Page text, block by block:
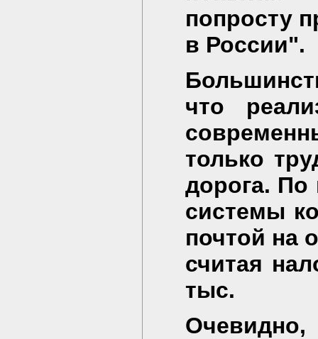
попросту
в России".
что
только
дорога. По
системы
почтой на
считая
тыс.